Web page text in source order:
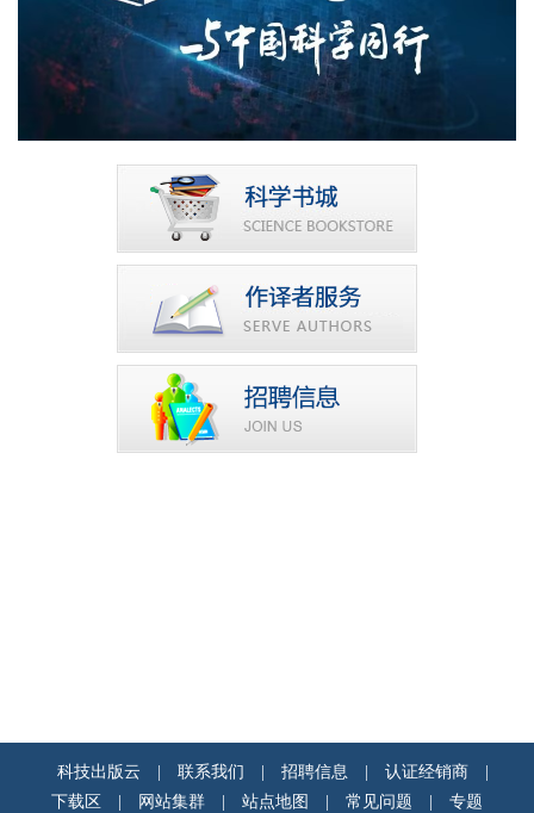
科技出版云 联系我们 招聘信息 认证经销商
下载区
网站集群 站点地图 常见问题 专题